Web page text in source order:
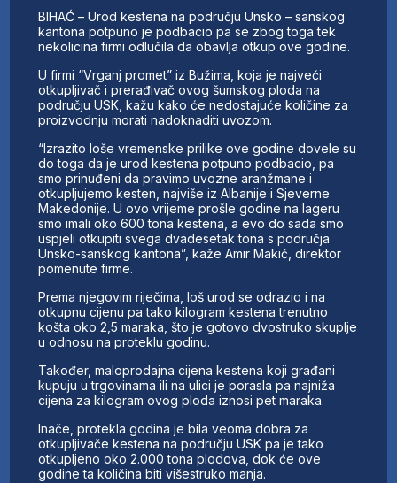
FINANSIJE
IZ STRANIH MEDIJA
SWOT INTERVJU
UČLANI SE
KONTAKT
BIHAĆ – Urod kestena na području Unsko – sanskog
kantona potpuno je podbacio pa se zbog toga tek
nekolicina firmi odlučila da obavlja otkup ove godine.
U firmi “Vrganj promet” iz Bužima, koja je najveći
otkupljivač i prerađivač ovog šumskog ploda na
području USK, kažu kako će nedostajuće količine za
proizvodnju morati nadoknaditi uvozom.
“Izrazito loše vremenske prilike ove godine dovele su
do toga da je urod kestena potpuno podbacio, pa
smo prinuđeni da pravimo uvozne aranžmane i
otkupljujemo kesten, najviše iz Albanije i Sjeverne
Makedonije. U ovo vrijeme prošle godine na lageru
smo imali oko 600 tona kestena, a evo do sada smo
uspjeli otkupiti svega dvadesetak tona s područja
Unsko-sanskog kantona”, kaže Amir Makić, direktor
pomenute firme.
Prema njegovim riječima, loš urod se odrazio i na
otkupnu cijenu pa tako kilogram kestena trenutno
košta oko 2,5 maraka, što je gotovo dvostruko skuplje
u odnosu na proteklu godinu.
Također, maloprodajna cijena kestena koji građani
kupuju u trgovinama ili na ulici je porasla pa najniža
cijena za kilogram ovog ploda iznosi pet maraka.
Inače, protekla godina je bila veoma dobra za
otkupljivače kestena na području USK pa je tako
otkupljeno oko 2.000 tona plodova, dok će ove
godine ta količina biti višestruko manja.